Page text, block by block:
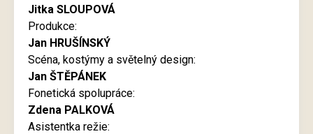
Jitka SLOUPOVÁ
Produkce:
Jan HRUŠÍNSKÝ
Scéna, kostýmy a světelný design:
Jan ŠTĚPÁNEK
Fonetická spolupráce:
Zdena PALKOVÁ
Asistentka režie: